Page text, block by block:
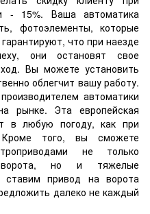
- 15%. Ваша автоматика
фотоэлементы, которые
что при наезде
они остановят свое
Вы можете установить
облегчит вашу работу.
автоматики
рынке. Эта европейская
в любую погоду, как при
того, вы сможете
не только
но и тяжелые
привод на ворота
далеко не каждый